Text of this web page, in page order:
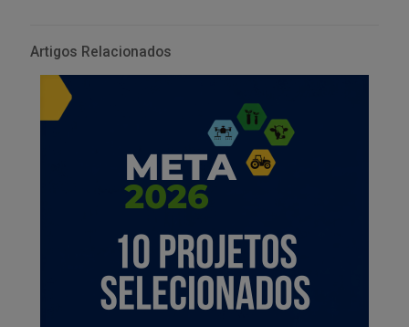
Artigos Relacionados